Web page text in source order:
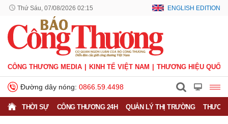
Thứ Sáu, 07/08/2026 02:15 ENGLISH EDITION
CÔNG THƯƠNG MEDIA KINH TẾ VIỆT NAM THƯƠNG HIỆU QUỐC
Đường dây nóng: 0866.59.4498
THỜI SỰ CÔNG THƯƠNG 24H QUẢN LÝ THỊ TRƯỜNG